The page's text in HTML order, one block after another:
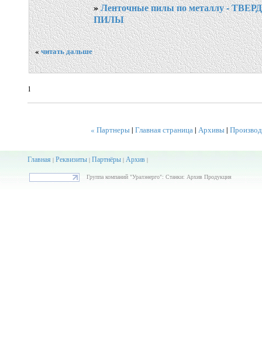
»Ленточные пилы по металлу -
ПИЛЫ
«читать дальше
1
« Партнеры| Главная страница| Архивы|
Главная| Реквизиты| Партнёры| Архив|
Группа компаний "Уралэнерго": Станки: Архив Продукция